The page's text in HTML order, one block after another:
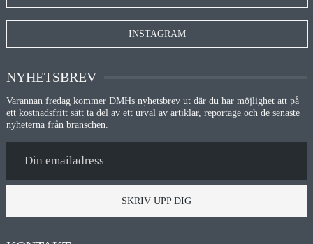
INSTAGRAM
NYHETSBREV
Varannan fredag kommer DMHs nyhetsbrev ut där du har möjlighet att på
ett kostnadsfritt sätt ta del av ett urval av artiklar, reportage och de senaste
nyheterna från branschen.
SKRIV UPP DIG